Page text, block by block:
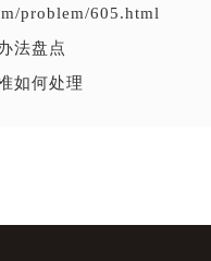
problem/605.html
法盘点
如何处理